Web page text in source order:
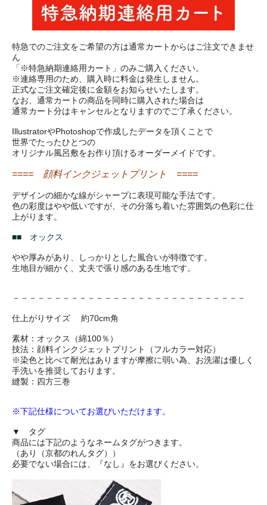
特急でのご注文をご希望の方は通常カートからはご注文できませ
ん
「※特急納期連絡用カート」のみご購入ください。
※連絡専用のため、購入時に料金は発生しません。
正式なご注文確定後に金額をお知らせいたします。
なお、通常カートの商品を同時に購入された場合は
通常カート分はキャンセルとなりますのでご了承ください。
IllustratorやPhotoshopで作成したデータを頂くことで
世界でたったひとつの
オリジナル風呂敷をお作り頂けるオーダーメイドです。
==== 顔料インクジェットプリント ====
デザインの細かな線がシャープに表現可能な手法です。
色の彩度はやや低いですが、その分落ち着いた雰囲気の色彩に仕
上がります。
■■ オックス
やや厚みがあり、しっかりとした風合いが特徴です。
生地目が細かく、丈夫で張り感のある生地です。
－－－－－－－－－－－－－－－－－－－－－－－－－－－－
仕上がりサイズ 約70cm角
素材：オックス（綿100％）
技法：顔料インクジェットプリント（フルカラー対応）
※染色と比べて耐光はありますが摩擦に弱い為、お洗濯は優しく
手洗いを推奨しております。
縫製：四方三巻
※下記仕様についてお選びいただけます。
▼ タグ
商品には下記のようなネームタグがつきます。
（あり（京都のれんタグ））
必要でない場合には、『なし』をお選びください。